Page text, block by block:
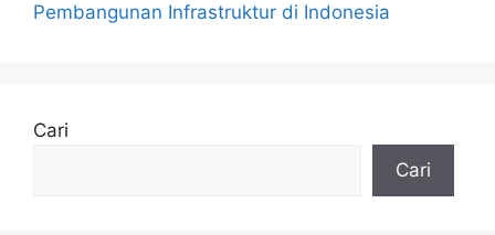
Pembangunan Infrastruktur di Indonesia
Cari
Cari